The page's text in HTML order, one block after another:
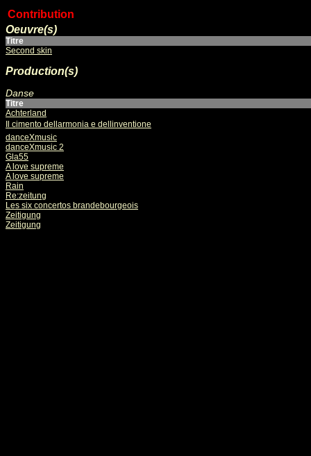
Contribution
Oeuvre(s)
Titre
Second skin
Production(s)
Danse
Titre
Achterland
Il cimento dellarmonia e dellinventione
danceXmusic
danceXmusic 2
Gla55
A love supreme
A love supreme
Rain
Re:zeitung
Les six concertos brandebourgeois
Zeitigung
Zeitigung